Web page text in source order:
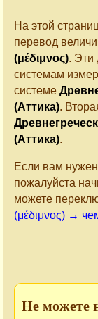
На этой
перевод
(μέδιμνος). Эти
системам
системе
(Аттика).
(Аттика).
Если вам нужен
пожалуйста
можете
(μέδιμνος) →
Не можете